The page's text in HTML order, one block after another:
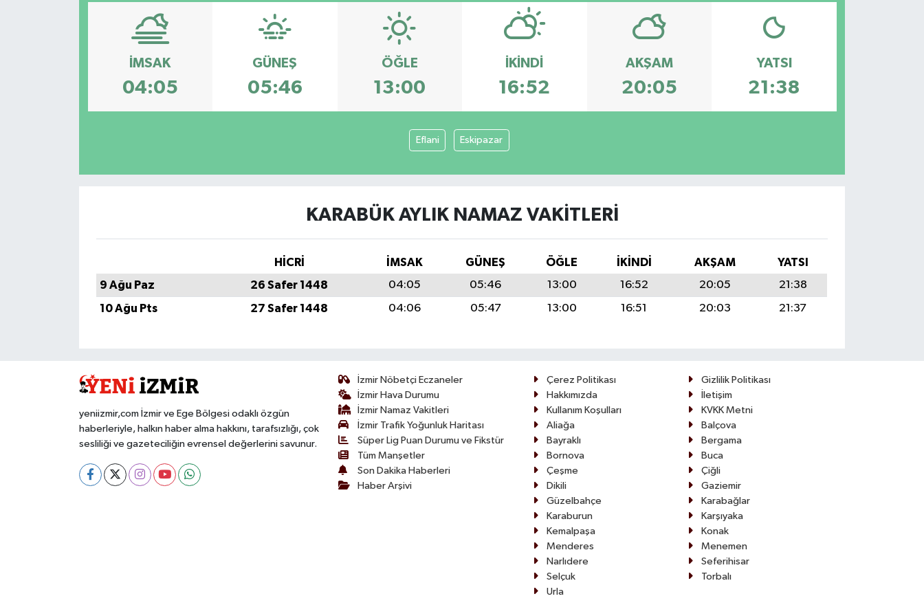
İMSAK
04:05
GÜNEŞ
05:46
ÖĞLE
13:00
İKINDI
16:52
AKŞAM
20:05
YATSI
21:38
Eflani Eskipazar
KARABÜK AYLIK NAMAZ VAKITLERI
HİCRİ İMSAK GÜNEŞ ÖĞLE İKINDI AKŞAM
YATSI
9 Ağu Paz
26 Safer 1448 04:05 05:46 13:00 16:52 20:05
21:38
10 Ağu Pts
27 Safer 1448 04:06 05:47 13:00 16:51 20:03 21:37
yeniizmir,com İzmir ve Ege Bölgesi odaklı özgün
haberleriyle, halkın haber alma hakkını, tarafsızlığı, çok
sesliliği ve gazeteciliğin evrensel değerlerini savunur.
İzmir Nöbetçi Eczaneler
İzmir Hava Durumu
İzmir Namaz Vakitleri
İzmir Trafik Yoğunluk Haritası
Süper Lig Puan Durumu ve Fikstür
Tüm Manşetler
Son Dakika Haberleri
Haber Arşivi
Çerez Politikası
Gizlilik Politikası
Hakkımızda
İletişim
Kullanım Koşulları
KVKK Metni
Aliağa
Balçova
Bayraklı
Bergama
Bornova
Buca
Çeşme
Çiğli
Dikili
Gaziemir
Güzelbahçe
Karabağlar
Karaburun
Karşıyaka
Kemalpaşa
Konak
Menderes
Menemen
Narlıdere
Seferihisar
Selçuk
Torbalı
Urla
Tatil ve Seyahat